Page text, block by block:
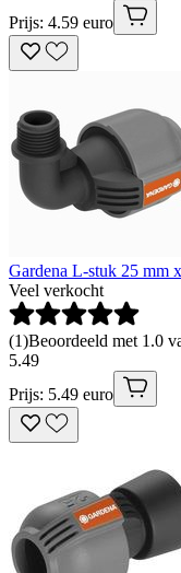
Prijs: 4.59 euro
Gardena L-stuk 25 mm
Veel verkocht
(1)Beoordeeld met 1.0
5.49
Prijs: 5.49 euro